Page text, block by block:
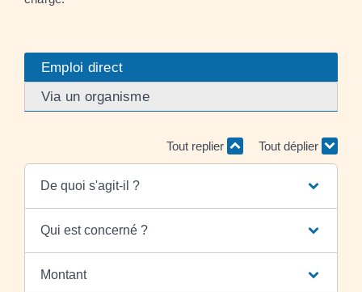
Emploi direct
Via un organisme
Tout replier Tout déplier
De quoi s'agit-il ?
Qui est concerné ?
Montant